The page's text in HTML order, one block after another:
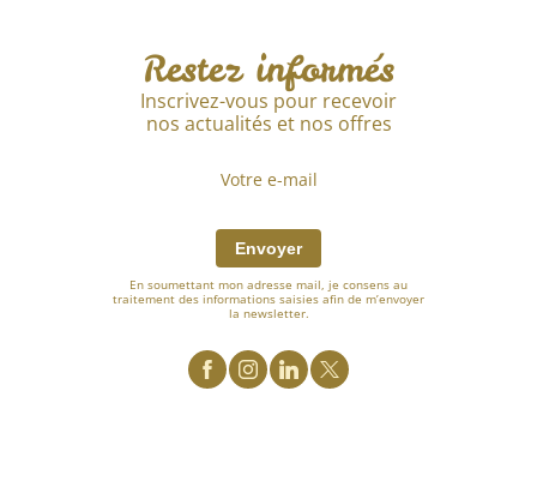
Restez informés
Inscrivez-vous pour recevoir
nos actualités et nos offres
Envoyer
En soumettant mon adresse mail, je consens au
traitement des informations saisies afin de m’envoyer
la newsletter.